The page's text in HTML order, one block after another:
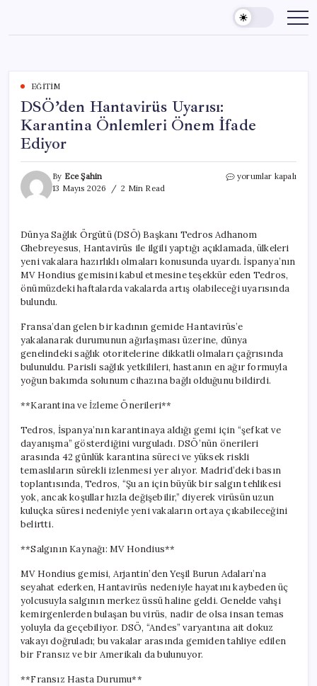
content
EĞITIM
DSÖ’den Hantavirüs Uyarısı:
Karantina Önlemleri Önem İfade
Ediyor
By Ece Şahin
13 Mayıs 2026
2 Min Read
DSÖ’den
Önem
İfade
Ediyor
için
yorumlar kapalı
Dünya Sağlık Örgütü (DSÖ) Başkanı Tedros Adhanom
Ghebreyesus, Hantavirüs ile ilgili yaptığı açıklamada, ülkeleri
yeni vakalara hazırlıklı olmaları konusunda uyardı. İspanya’nın
MV Hondius gemisini kabul etmesine teşekkür eden Tedros,
önümüzdeki haftalarda vakalarda artış olabileceği uyarısında
bulundu.
Fransa’dan gelen bir kadının gemide Hantavirüs’e
yakalanarak durumunun ağırlaşması üzerine, dünya
genelindeki sağlık otoritelerine dikkatli olmaları çağrısında
bulunuldu. Parisli sağlık yetkilileri, hastanın en ağır formuyla
yoğun bakımda solunum cihazına bağlı olduğunu bildirdi.
**Karantina ve İzleme Önerileri**
Tedros, İspanya’nın karantinaya aldığı gemi için “şefkat ve
dayanışma” gösterdiğini vurguladı. DSÖ’nün önerileri
arasında 42 günlük karantina süreci ve yüksek riskli
temaslıların sürekli izlenmesi yer alıyor. Madrid’deki basın
toplantısında, Tedros, “Şu an için büyük bir salgın tehlikesi
yok, ancak koşullar hızla değişebilir,” diyerek virüsün uzun
kuluçka süresi nedeniyle yeni vakaların ortaya çıkabileceğini
belirtti.
**Salgının Kaynağı: MV Hondius**
MV Hondius gemisi, Arjantin’den Yeşil Burun Adaları’na
seyahat ederken, Hantavirüs nedeniyle hayatını kaybeden üç
yolcusuyla salgının merkez üssü haline geldi. Genelde vahşi
kemirgenlerden bulaşan bu virüs, nadir de olsa insan temas
yoluyla da geçebiliyor. DSÖ, “Andes” varyantına ait dokuz
vakayı doğruladı; bu vakalar arasında gemiden tahliye edilen
bir Fransız ve bir Amerikalı da bulunuyor.
**Fransız Hasta Durumu**